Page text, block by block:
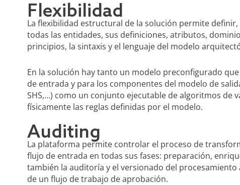
Flexibilidad
La flexibilidad estructural de la solución permite
todas las entidades, sus definiciones, atributos,
principios, la sintaxis y el lenguaje del modelo
En la solución hay tanto un modelo preconfigurado
de entrada y para los componentes del modelo de
SHS,…) como un conjunto ejecutable de algoritmos de
físicamente las reglas definidas por el modelo.
Auditing
La plataforma permite controlar el proceso de
flujo de entrada en todas sus fases: preparación,
también la auditoría y el versionado del
de un flujo de trabajo de aprobación.